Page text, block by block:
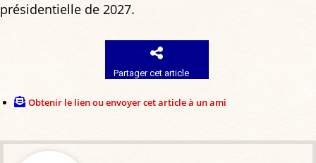
présidentielle de 2027.
Partager cet article
Obtenir le lien ou envoyer cet article à un ami